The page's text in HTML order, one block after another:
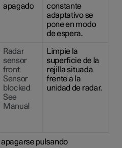
apagado
constante
adaptativo se
pone en modo
de espera.
Radar
sensor
front
Sensor
blocked
See
Manual
Limpie la
superficie de la
rejilla situada
frente a la
unidad de radar.
apagarse pulsando